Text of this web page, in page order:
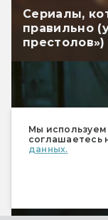
Мы
соглашаетесь
данных.
Сериалы,
правильно
престолов»)